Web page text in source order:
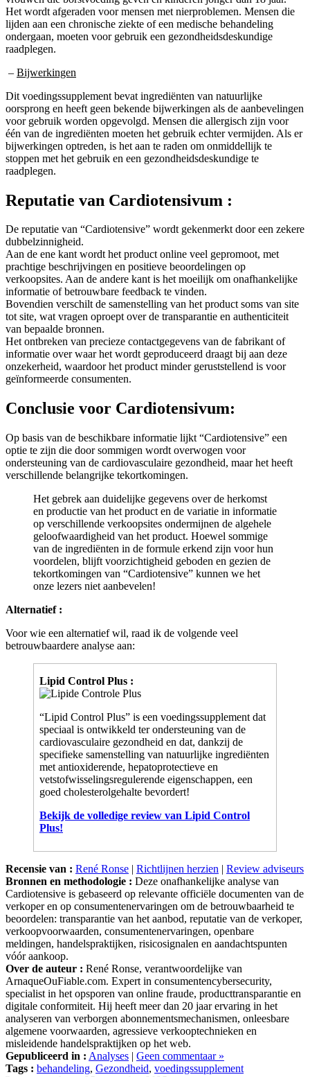
Het wordt afgeraden voor mensen met nierproblemen. Mensen die
lijden aan een chronische ziekte of een medische behandeling
ondergaan, moeten voor gebruik een gezondheidsdeskundige
raadplegen.
– Bijwerkingen
Dit voedingssupplement bevat ingrediënten van natuurlijke
oorsprong en heeft geen bekende bijwerkingen als de aanbevelingen
voor gebruik worden opgevolgd. Mensen die allergisch zijn voor
één van de ingrediënten moeten het gebruik echter vermijden. Als er
bijwerkingen optreden, is het aan te raden om onmiddellijk te
stoppen met het gebruik en een gezondheidsdeskundige te
raadplegen.
Reputatie van Cardiotensivum :
De reputatie van “Cardiotensive” wordt gekenmerkt door een zekere
dubbelzinnigheid.
Aan de ene kant wordt het product online veel gepromoot, met
prachtige beschrijvingen en positieve beoordelingen op
verkoopsites. Aan de andere kant is het moeilijk om onafhankelijke
informatie of betrouwbare feedback te vinden.
Bovendien verschilt de samenstelling van het product soms van site
tot site, wat vragen oproept over de transparantie en authenticiteit
van bepaalde bronnen.
Het ontbreken van precieze contactgegevens van de fabrikant of
informatie over waar het wordt geproduceerd draagt bij aan deze
onzekerheid, waardoor het product minder geruststellend is voor
geïnformeerde consumenten.
Conclusie voor Cardiotensivum:
Op basis van de beschikbare informatie lijkt “Cardiotensive” een
optie te zijn die door sommigen wordt overwogen voor
ondersteuning van de cardiovasculaire gezondheid, maar het heeft
verschillende belangrijke tekortkomingen.
Het gebrek aan duidelijke gegevens over de herkomst
en productie van het product en de variatie in informatie
op verschillende verkoopsites ondermijnen de algehele
geloofwaardigheid van het product. Hoewel sommige
van de ingrediënten in de formule erkend zijn voor hun
voordelen, blijft voorzichtigheid geboden en gezien de
tekortkomingen van “Cardiotensive” kunnen we het
onze lezers niet aanbevelen!
Alternatief :
Voor wie een alternatief wil, raad ik de volgende veel
betrouwbaardere analyse aan:
Lipid Control Plus :
“Lipid Control Plus” is een voedingssupplement dat
speciaal is ontwikkeld ter ondersteuning van de
cardiovasculaire gezondheid en dat, dankzij de
specifieke samenstelling van natuurlijke ingrediënten
met antioxiderende, hepatoprotectieve en
vetstofwisselingsregulerende eigenschappen, een
goed cholesterolgehalte bevordert!
Bekijk de volledige review van Lipid Control
Plus!
Recensie van : René Ronse | Richtlijnen herzien | Review adviseurs
Bronnen en methodologie : Deze onafhankelijke analyse van
Cardiotensive is gebaseerd op relevante officiële documenten van de
verkoper en op consumentenervaringen om de betrouwbaarheid te
beoordelen: transparantie van het aanbod, reputatie van de verkoper,
verkoopvoorwaarden, consumentenervaringen, openbare
meldingen, handelspraktijken, risicosignalen en aandachtspunten
vóór aankoop.
Over de auteur : René Ronse, verantwoordelijke van
ArnaqueOuFiable.com. Expert in consumentencybersecurity,
specialist in het opsporen van online fraude, producttransparantie en
digitale conformiteit. Hij heeft meer dan 20 jaar ervaring in het
analyseren van verborgen abonnementsmechanismen, onleesbare
algemene voorwaarden, agressieve verkooptechnieken en
misleidende handelspraktijken op het web.
Gepubliceerd in : Analyses | Geen commentaar »
Tags : behandeling, Gezondheid, voedingssupplement